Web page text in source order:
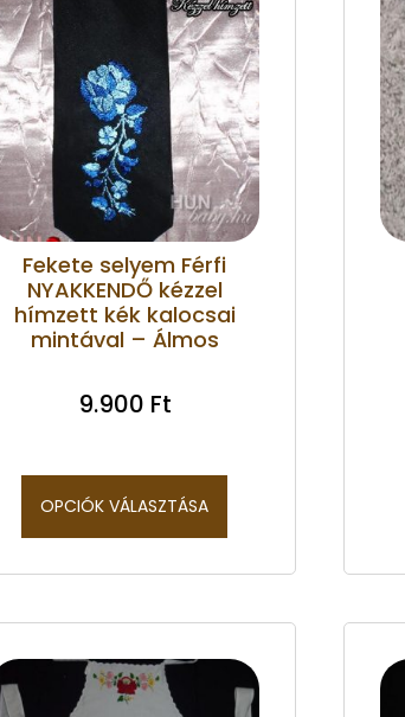
Fekete selyem Férfi
NYAKKENDŐ kézzel
hímzett kék kalocsai
mintával – Álmos
9.900 Ft
OPCIÓK VÁLASZTÁSA